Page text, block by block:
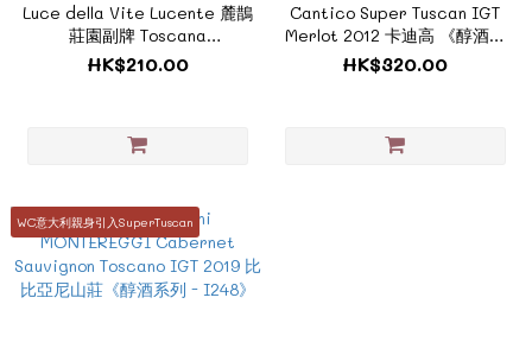
Luce della Vite Lucente 麓鵲
莊園副牌 Toscana
IGT《ZI082B/D》
HK$210.00
Cantico Super Tuscan IGT
Merlot 2012 卡迪高 《醇酒系
列-I091 》
HK$320.00
WC意大利親身引入SuperTuscan